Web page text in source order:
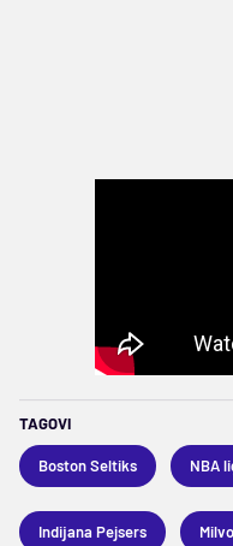
TAGOVI
Boston Seltiks NBA
Indijana Pejsers